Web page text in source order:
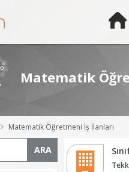
Matematik
Matematik Öğretmeni İş İlanları
ARA